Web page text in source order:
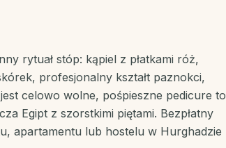
rytuał stóp: kąpiel z płatkami róż,
profesjonalny kształt paznokci,
celowo wolne, pośpieszne pedicure to
Egipt z szorstkimi piętami. Bezpłatny
apartamentu lub hostelu w Hurghadzie